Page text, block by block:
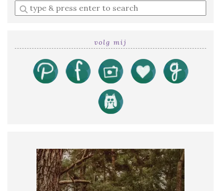
Enter
a
volg mij